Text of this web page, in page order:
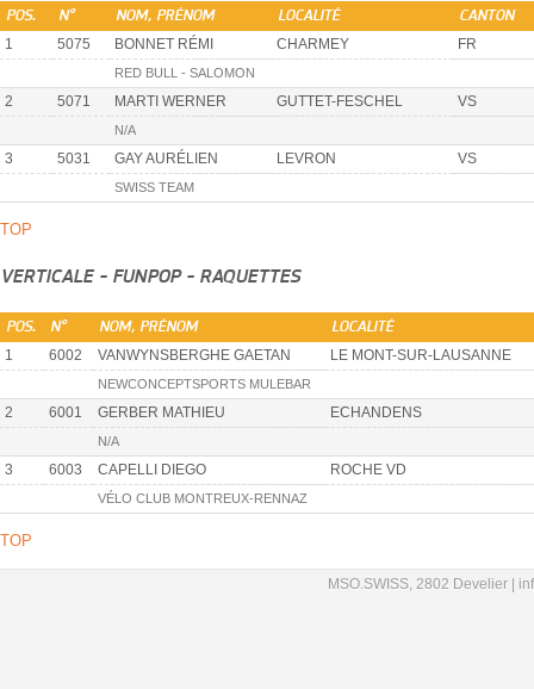
POS. N° NOM, PRÉNOM LOCALITÉ CANTON
1 5075 BONNET RÉMI CHARMEY FR
RED BULL - SALOMON
2 5071 MARTI WERNER GUTTET-FESCHEL VS
N/A
3 5031 GAY AURÉLIEN LEVRON VS
SWISS TEAM
TOP
VERTICALE - FUNPOP - RAQUETTES
POS. N° NOM, PRÉNOM LOCALITÉ
1 6002 VANWYNSBERGHE GAETAN LE MONT-SUR-LAUSANNE
NEWCONCEPTSPORTS MULEBAR
2 6001 GERBER MATHIEU ECHANDENS
N/A
3 6003 CAPELLI DIEGO ROCHE VD
VÉLO CLUB MONTREUX-RENNAZ
TOP
MSO.SWISS, 2802 Develier |